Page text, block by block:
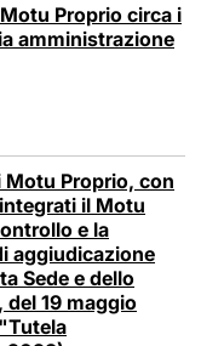
Proprio circa i
amministrazione
Proprio, con
il Motu
e la
aggiudicazione
Sede e dello
19 maggio